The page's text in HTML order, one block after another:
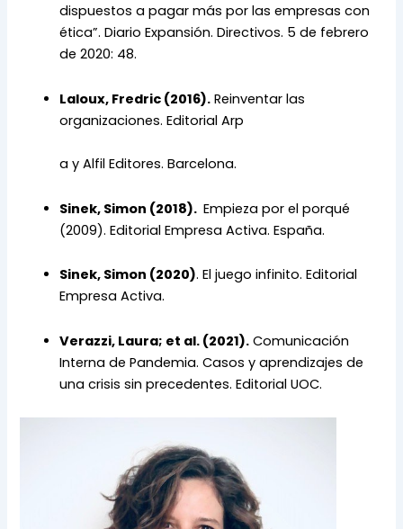
dispuestos a pagar más por las empresas con
ética”. Diario Expansión. Directivos. 5 de febrero
de 2020: 48.
Laloux, Fredric (2016). Reinventar las
organizaciones. Editorial Arp
a y Alfil Editores. Barcelona.
Sinek, Simon (2018). Empieza por el porqué
(2009). Editorial Empresa Activa. España.
Sinek, Simon (2020). El juego infinito. Editorial
Empresa Activa.
Verazzi, Laura; et al. (2021). Comunicación
Interna de Pandemia. Casos y aprendizajes de
una crisis sin precedentes. Editorial UOC.